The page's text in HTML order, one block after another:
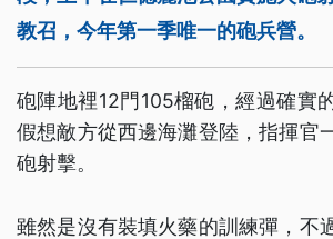
教召，今年第一季唯一的砲兵營。
砲陣地裡12門105榴砲，經過確實
假想敵方從西邊海灘登陸，指揮官
砲射擊。
雖然是沒有裝填火藥的訓練彈，不